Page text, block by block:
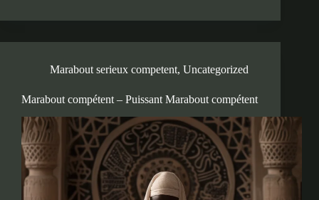
Marabout serieux competent, Uncategorized
Marabout compétent – Puissant Marabout compétent